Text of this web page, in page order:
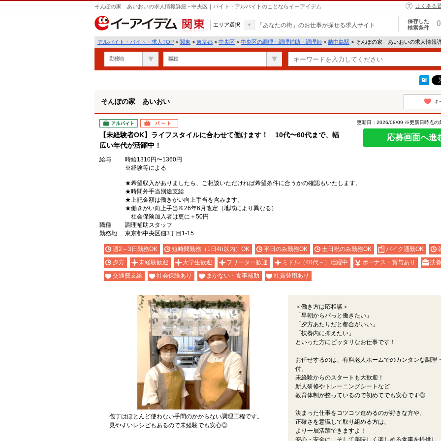
そんぽの家 あいおいの求人情報詳細 - 中央区｜バイト・アルバイトのことならイーアイデム よくある
関東
エリア選択 「あなたの街」のお仕事が探せる求人サイト
保存した
検索条件
0
アルバイト・バイト・求人TOP > 関東 > 東京都 > 中央区 > 中央区の調理・調理補助・調理師 > 越中島駅 > そんぽの家 あいおいの求人情報
勤務地 職種
そんぽの家 あいおい キ
アルバイト パート
【未経験者OK】ライフスタイルに合わせて働けます！ 10代〜60代まで、幅
広い年代が活躍中！
更新日：2026/08/09 ※更新日時点の
応募画面へ進
給与
時給1310円〜1360円
※経験等による
★希望収入がありましたら、ご相談いただければ希望条件に合うかの確認もいたします。
★時間外手当別途支給
★上記金額は働きがい向上手当を含みます。
★働きがい向上手当※26年6月改定（地域により異なる）
社会保険加入者は更に＋50円
職種
調理補助スタッフ
勤務地
東京都中央区佃3丁目1-15
週2～3日勤務OK 短時間勤務（1日4h以内）OK 平日のみ勤務OK 土日祝のみ勤務OK バイク通勤OK
夕方
未経験歓迎 大学生歓迎 フリーター歓迎 ミドル（40代～）活躍中 ボーナス・賞与あり
扶
交通費支給
社会保険あり まかない・食事補助 社員登用あり
包丁はほとんど使わない手間のかからない調理工程です。
見やすいレシピもあるので未経験でも安心◎
＜働き方は応相談＞
「早朝からパっと働きたい」
「夕方あたりだと都合がいい」
「扶養内に抑えたい」
といった方にピッタリなお仕事です！
お任せするのは、有料老人ホームでのカンタンな調理
付。
未経験からのスタートも大歓迎！
新人研修やトレーニングシートなど
教育体制が整っているので初めてでも安心です◎
決まった仕事をコツコツ進めるのが好きな方や、
正確さを意識して取り組める方は、
より一層活躍できますよ！
安心・安全に、そして美味しく楽しめる食事を提供し、